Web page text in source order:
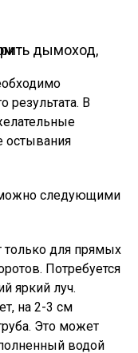
результата. В
остывания
следующими
только для прямых
Потребуется
яркий луч.
на 2-3 см
Это может
водой